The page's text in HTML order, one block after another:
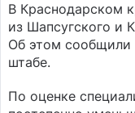
В Краснодарском
из Шапсугского и
Об этом сообщили
штабе.
По оценке